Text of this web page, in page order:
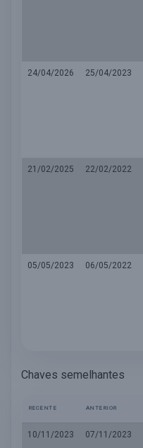
24/04/2026 25/04/2023
21/02/2025 22/02/2022
05/05/2023 06/05/2022
Chaves semelhantes
RECENTE ANTERIOR
10/11/2023
07/11/2023